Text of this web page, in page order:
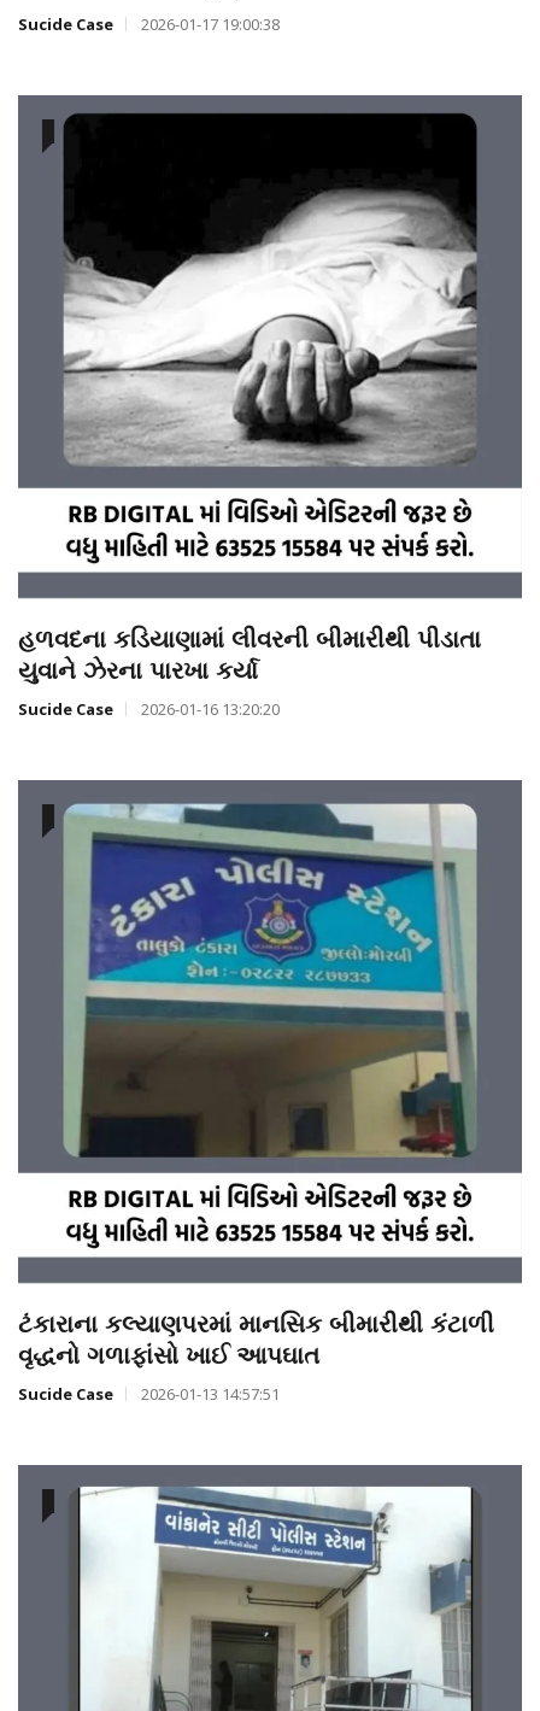
Sucide Case 2026-01-17 19:00:38
હળવદના કડિયાણામાં લીવરની બીમારીથી પીડાતા
યુવાને ઝેરના પારખા કર્યા
Sucide Case 2026-01-16 13:20:20
ટંકારાના કલ્યાણપરમાં માનસિક બીમારીથી કંટાળી
વૃદ્ધનો ગળાફાંસો ખાઈ આપઘાત
Sucide Case 2026-01-13 14:57:51